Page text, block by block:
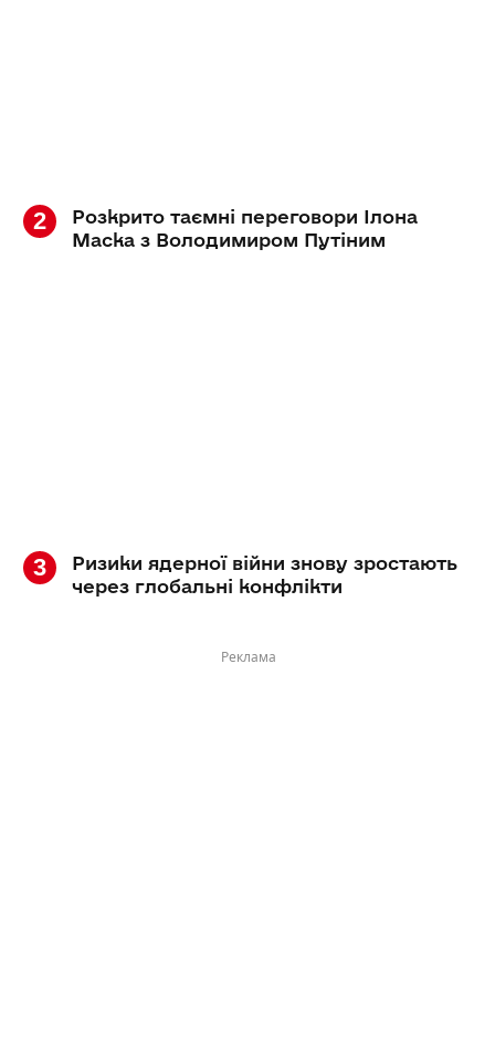
Розкрито таємні переговори Ілона
Маска з Володимиром Путіним
Ризики ядерної війни знову зростають
через глобальні конфлікти
Реклама